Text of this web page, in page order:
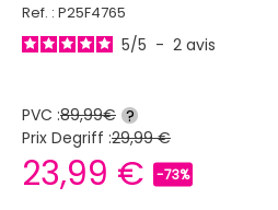
Ref. : P25F4765
5/5 - 2 avis
PVC :89,99€ ?
Prix Degriff :29,99 €
23,99 € -73%